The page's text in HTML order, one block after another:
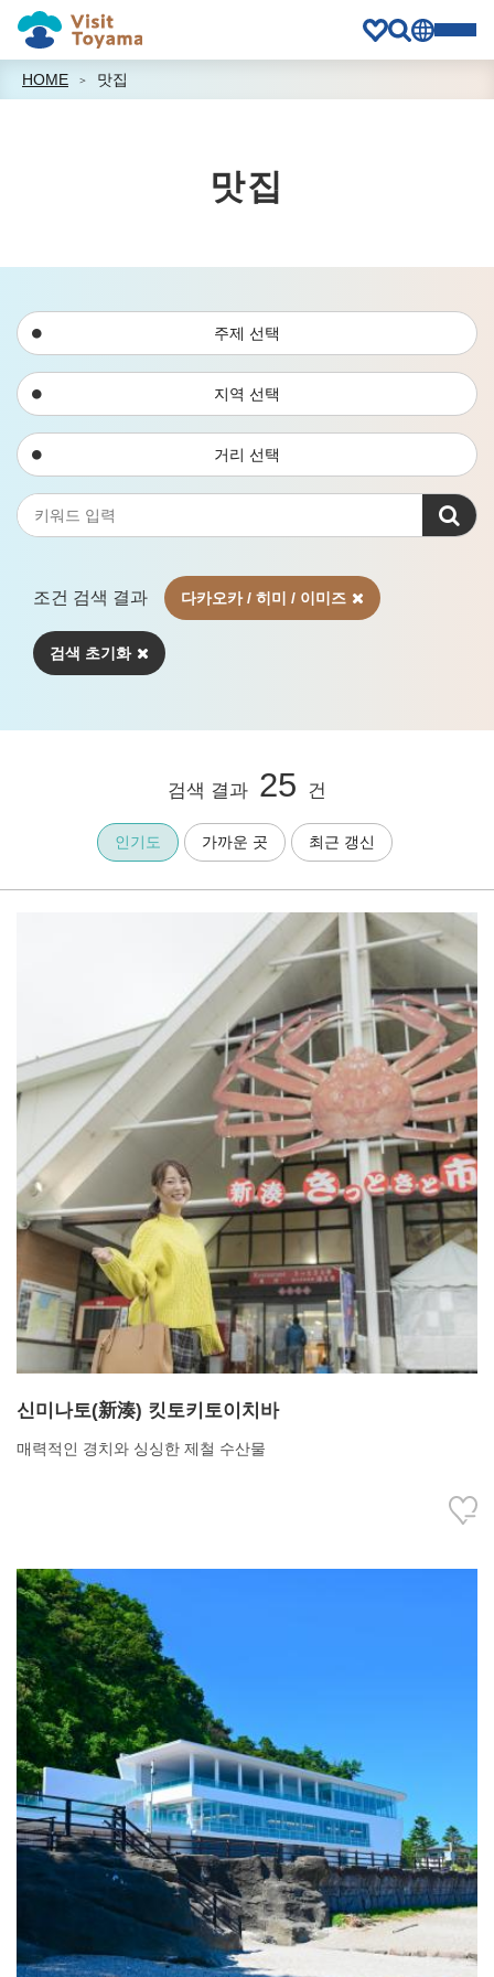
HOME 맛집
맛집
주제 선택
지역 선택
거리 선택
조건 검색 결과 다카오카 / 히미 / 이미즈
검색 초기화
검색 결과 25 건
인기도 가까운 곳 최근 갱신
신미나토(新湊) 킷토키토이치바
매력적인 경치와 싱싱한 제철 수산물